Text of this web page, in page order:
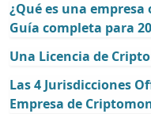
¿Qué es una
Guía completa para
Una Licencia de
Las 4 Jurisdicciones
Empresa de